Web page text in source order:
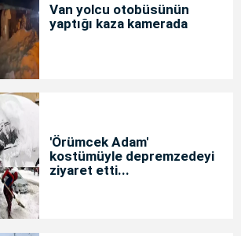
Van yolcu otobüsünün
yaptığı kaza kamerada
'Örümcek Adam'
kostümüyle depremzedeyi
ziyaret etti...